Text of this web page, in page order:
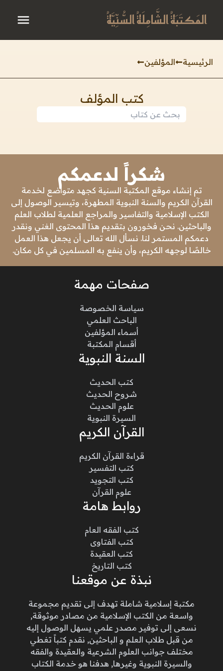
المَكتَبَةُ الشَّامِلَةُ السُّنِّيَّةُ
الرئيسية المؤلفين
كتب المؤلف
شكراً لدعمكم
تم إنشاء موقع المكتبة السنية كجهد متواضع لخدمة
القرآن الكريم والسنة النبوية المطهرة، وتيسير الوصول إلى
الكتب الإسلامية والتفاسير والمراجع العلمية لطلاب العلم
والباحثين. نحن فخورون بتقديم هذا المحتوى الغني ونقدر
دعمكم المستمر لنا. نسأل الله تعالى أن يجعل هذا العمل
خالصًا لوجهه الكريم، وأن ينفع به المسلمين في كل مكان.
صفحات مهمة
سياسة الخصوصة
الباحث العلمي
أسماء المؤلفين
أقسام المكتبة
السنة النبوية
كتب الحديث
شروح الحديث
علوم الحديث
السيرة النبوية
القرآن الكريم
قراءة القرآن الكريم
كتب التفسير
كتب التجويد
علوم القرآن
روابط هامة
كتب الفقه العام
كتب الفتاوى
كتب العقيدة
كتب التاريخ
نبذة عن موقعنا
مكتبة إسلامية شاملة تهدف إلى تقديم مجموعة
واسعة من الكتب الإسلامية من مصادر موثوقة,
نسعى إلى توفير مصدر علمي يسهل الوصول إليه
من قبل طلاب العلم و الباحثين, نقدم كتباً تغطي
مختلف جوانب العلوم الشرعية والعقيدة والفقه
والسيرة النبوية وغيرها, هدفنا هو خدمة الكتاب